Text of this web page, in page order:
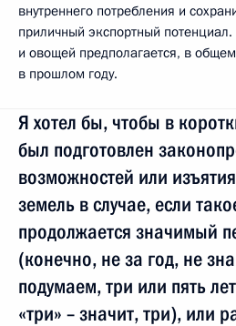
внутреннего потребления и
приличный экспортный
и овощей предполагается, в
в прошлом году.
Я хотел бы, чтобы в
был подготовлен
возможностей или
земель в случае, если
продолжается значимый
(конечно, не за год, не
подумаем, три или пять
«три» – значит, три), или